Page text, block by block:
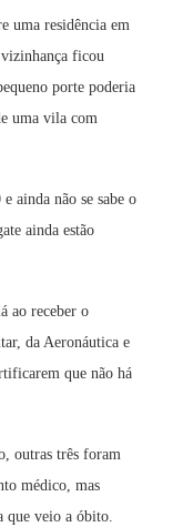
uma residência em
ficou
porte poderia
uma vila com
ainda não se sabe o
ainda estão
ao receber o
da Aeronáutica e
que não há
outras três foram
médico, mas
que veio a óbito.